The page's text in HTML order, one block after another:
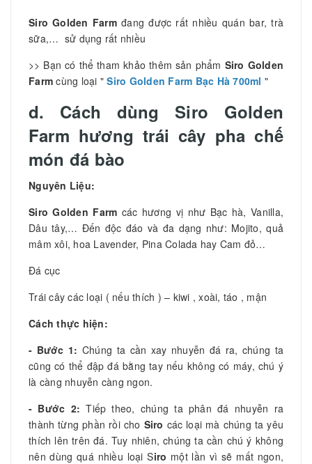
Siro Golden Farmđang được rất nhiều quán bar, trà
sữa,… sử dụng rất nhiều
>> Bạn có thể tham khảo thêm sản phẩm Siro Golden
Farm cùng loại "Siro Golden Farm Bạc Hà 700ml "
d. Cách dùng Siro Golden
Farm hương trái cây pha chế
món đá bào
Nguyên Liệu:
Siro Golden Farm các hương vị như Bạc hà, Vanilla,
Dâu tây,… Đến độc đáo và đa dạng như: Mojito, quả
mâm xôi, hoa Lavender, Pina Colada hay Cam đỏ…
Đá cục
Trái cây các loại ( nếu thích ) – kiwi , xoài, táo , mận
Cách thực hiện:
- Bước 1: Chúng ta cần xay nhuyễn đá ra, chúng ta
cũng có thể đập đá bằng tay nếu không có máy, chú ý
là càng nhuyễn càng ngon.
- Bước 2: Tiếp theo, chúng ta phân đá nhuyễn ra
thành từng phần rồi cho Siro các loại mà chúng ta yêu
thích lên trên đá. Tuy nhiên, chúng ta cần chú ý không
nên dùng quá nhiều loại Siro một lần vì sẽ mất ngon,